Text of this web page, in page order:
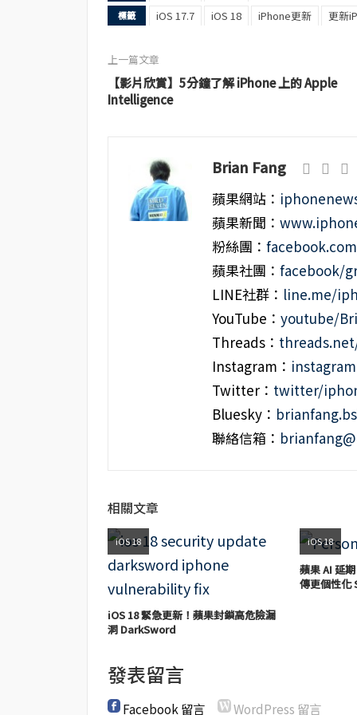
標籤 iOS 17.7 iOS 18 iPhone更新 更新
上一篇文章
【影片欣賞】5分鐘了解 iPhone 上的 Apple
Intelligence
Brian Fang
蘋果網站：
蘋果新聞：
粉絲團：
蘋果社團： facebook/
LINE社群： line.me/
YouTube： youtube/
Threads：
Instagram：
Twitter： twitter/
Bluesky：
聯絡信箱：
相關文章
iOS 18
iOS 18 緊急更新！蘋果封鎖高危險漏
洞 DarkSword
iOS 18
蘋果 AI 延
傳更個性化
發表留言
Facebook 留言 WordPress 留言